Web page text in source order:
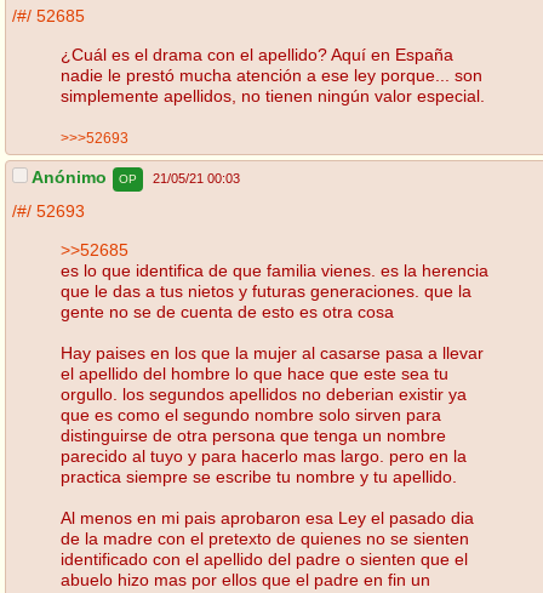
/#/ 52685
¿Cuál es el drama con el apellido? Aquí en España
nadie le prestó mucha atención a ese ley porque... son
simplemente apellidos, no tienen ningún valor especial.
>>>52693
Anónimo OP 21/05/21 00:03
/#/ 52693
>>52685
es lo que identifica de que familia vienes. es la herencia
que le das a tus nietos y futuras generaciones. que la
gente no se de cuenta de esto es otra cosa
Hay paises en los que la mujer al casarse pasa a llevar
el apellido del hombre lo que hace que este sea tu
orgullo. los segundos apellidos no deberian existir ya
que es como el segundo nombre solo sirven para
distinguirse de otra persona que tenga un nombre
parecido al tuyo y para hacerlo mas largo. pero en la
practica siempre se escribe tu nombre y tu apellido.
Al menos en mi pais aprobaron esa Ley el pasado dia
de la madre con el pretexto de quienes no se sienten
identificado con el apellido del padre o sienten que el
abuelo hizo mas por ellos que el padre en fin un